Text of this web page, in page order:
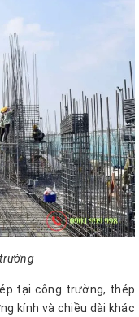
tại công trường, thép
kính và chiều dài khác